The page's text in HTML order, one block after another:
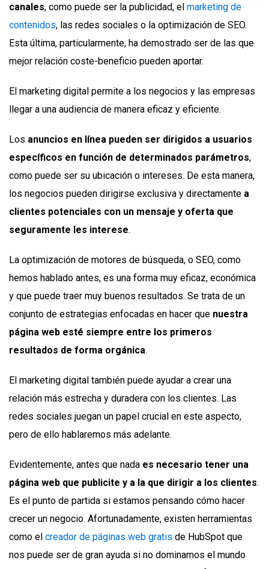
canales, como puede ser la publicidad, el marketing de
contenidos, las redes sociales o la optimización de SEO.
Esta última, particularmente, ha demostrado ser de las que
mejor relación coste-beneficio pueden aportar.
El marketing digital permite a los negocios y las empresas
llegar a una audiencia de manera eficaz y eficiente.
Los anuncios en línea pueden ser dirigidos a usuarios
específicos en función de determinados parámetros,
como puede ser su ubicación o intereses. De esta manera,
los negocios pueden dirigirse exclusiva y directamente a
clientes potenciales con un mensaje y oferta que
seguramente les interese.
La optimización de motores de búsqueda, o SEO, como
hemos hablado antes, es una forma muy eficaz, económica
y que puede traer muy buenos resultados. Se trata de un
conjunto de estrategias enfocadas en hacer que nuestra
página web esté siempre entre los primeros
resultados de forma orgánica.
El marketing digital también puede ayudar a crear una
relación más estrecha y duradera con los clientes. Las
redes sociales juegan un papel crucial en este aspecto,
pero de ello hablaremos más adelante.
Evidentemente, antes que nada es necesario tener una
página web que publicite y a la que dirigir a los clientes.
Es el punto de partida si estamos pensando cómo hacer
crecer un negocio. Afortunadamente, existen herramientas
como el creador de páginas web gratis de HubSpot que
nos puede ser de gran ayuda si no dominamos el mundo